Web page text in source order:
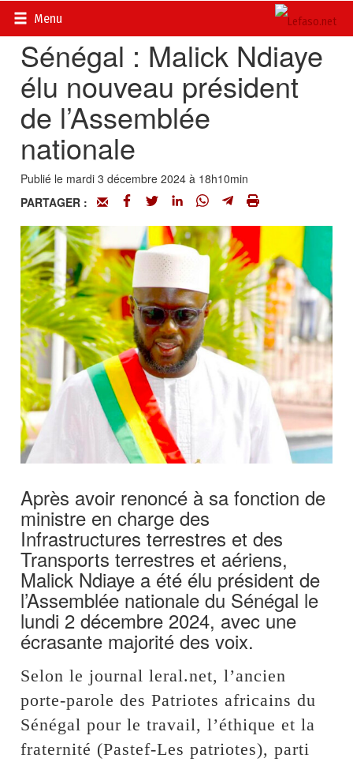
Menu
Accueil>
Sénégal : Malick Ndiaye
élu nouveau président
de l’Assemblée
nationale
Publié le mardi 3 décembre 2024 à 18h10min
PARTAGER :
Après avoir renoncé à sa fonction de
ministre en charge des
Infrastructures terrestres et des
Transports terrestres et aériens,
Malick Ndiaye a été élu président de
l’Assemblée nationale du Sénégal le
lundi 2 décembre 2024, avec une
écrasante majorité des voix.
Selon le journal leral.net, l’ancien
porte-parole des Patriotes africains du
Sénégal pour le travail, l’éthique et la
fraternité (Pastef-Les patriotes), parti